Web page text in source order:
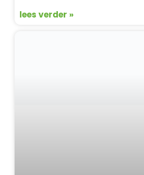
lees verder »